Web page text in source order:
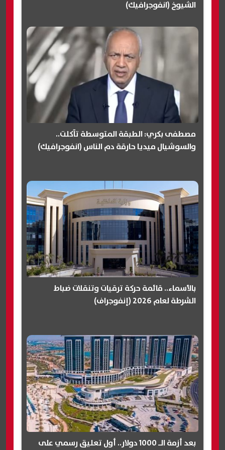
الشيوخ (انفوجرافيك)
مصطفى بكري: الطبقة المتوسطة تآكلت..
والسوشيال ميديا حارقة دم الناس (انفوجرافيك)
بالأسماء.. قائمة حركة ترقيات وتنقلات ضباط
الشرطة لعام 2026 (إنفوجراف)
بعد أزمة الـ 1000 دولار.. أول تعليق رسمي على